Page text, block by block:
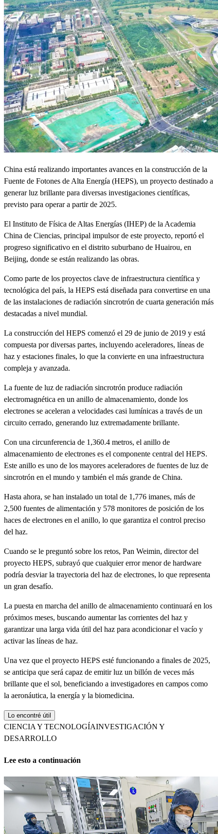
China está realizando importantes avances en la construcción de la
Fuente de Fotones de Alta Energía (HEPS), un proyecto destinado a
generar luz brillante para diversas investigaciones científicas,
previsto para operar a partir de 2025.
El Instituto de Física de Altas Energías (IHEP) de la Academia
China de Ciencias, principal impulsor de este proyecto, reportó el
progreso significativo en el distrito suburbano de Huairou, en
Beijing, donde se están realizando las obras.
Como parte de los proyectos clave de infraestructura científica y
tecnológica del país, la HEPS está diseñada para convertirse en una
de las instalaciones de radiación sincrotrón de cuarta generación más
destacadas a nivel mundial.
La construcción del HEPS comenzó el 29 de junio de 2019 y está
compuesta por diversas partes, incluyendo aceleradores, líneas de
haz y estaciones finales, lo que la convierte en una infraestructura
compleja y avanzada.
La fuente de luz de radiación sincrotrón produce radiación
electromagnética en un anillo de almacenamiento, donde los
electrones se aceleran a velocidades casi lumínicas a través de un
circuito cerrado, generando luz extremadamente brillante.
Con una circunferencia de 1,360.4 metros, el anillo de
almacenamiento de electrones es el componente central del HEPS.
Este anillo es uno de los mayores aceleradores de fuentes de luz de
sincrotrón en el mundo y también el más grande de China.
Hasta ahora, se han instalado un total de 1,776 imanes, más de
2,500 fuentes de alimentación y 578 monitores de posición de los
haces de electrones en el anillo, lo que garantiza el control preciso
del haz.
Cuando se le preguntó sobre los retos, Pan Weimin, director del
proyecto HEPS, subrayó que cualquier error menor de hardware
podría desviar la trayectoria del haz de electrones, lo que representa
un gran desafío.
La puesta en marcha del anillo de almacenamiento continuará en los
próximos meses, buscando aumentar las corrientes del haz y
garantizar una larga vida útil del haz para acondicionar el vacío y
activar las líneas de haz.
Una vez que el proyecto HEPS esté funcionando a finales de 2025,
se anticipa que será capaz de emitir luz un billón de veces más
brillante que el sol, beneficiando a investigadores en campos como
la aeronáutica, la energía y la biomedicina.
Lo encontré útil
CIENCIA Y TECNOLOGÍAINVESTIGACIÓN Y
DESARROLLO
Lee esto a continuación